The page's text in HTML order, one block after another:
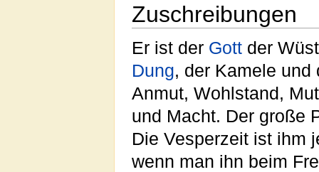
Zuschreibungen
Er ist der Gott der
Dung, der Kamele und
Anmut, Wohlstand,
und Macht. Der große
Die Vesperzeit ist ihm
wenn man ihn beim